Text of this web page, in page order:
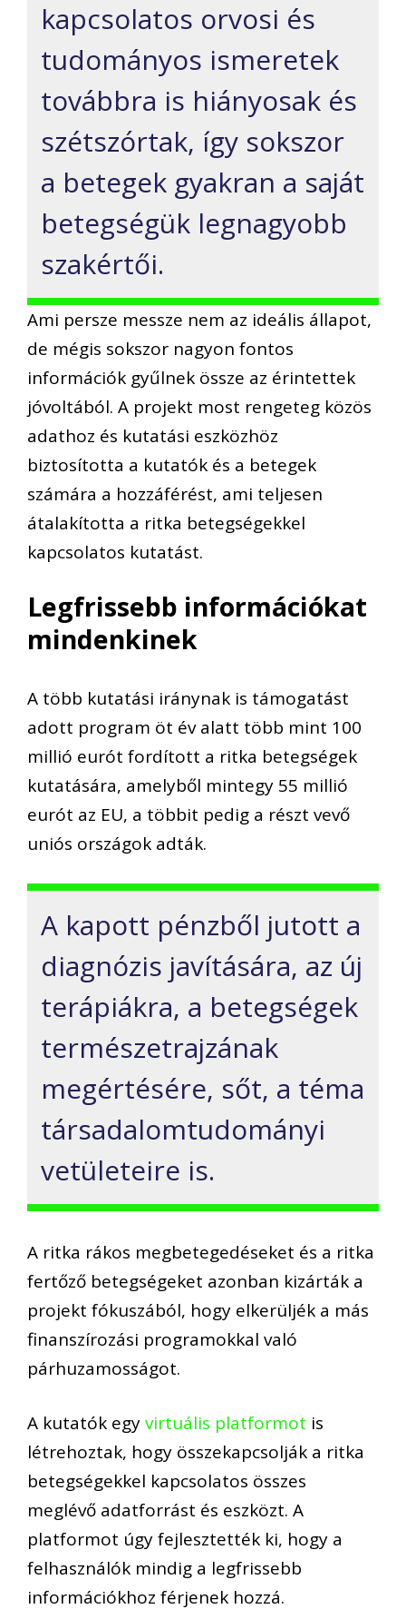
kapcsolatos orvosi és
tudományos ismeretek
továbbra is hiányosak és
szétszórtak, így sokszor
a betegek gyakran a saját
betegségük legnagyobb
szakértői.
Ami persze messze nem az ideális állapot,
de mégis sokszor nagyon fontos
információk gyűlnek össze az érintettek
jóvoltából. A projekt most rengeteg közös
adathoz és kutatási eszközhöz
biztosította a kutatók és a betegek
számára a hozzáférést, ami teljesen
átalakította a ritka betegségekkel
kapcsolatos kutatást.
Legfrissebb információkat
mindenkinek
A több kutatási iránynak is támogatást
adott program öt év alatt több mint 100
millió eurót fordított a ritka betegségek
kutatására, amelyből mintegy 55 millió
eurót az EU, a többit pedig a részt vevő
uniós országok adták.
A kapott pénzből jutott a
diagnózis javítására, az új
terápiákra, a betegségek
természetrajzának
megértésére, sőt, a téma
társadalomtudományi
vetületeire is.
A ritka rákos megbetegedéseket és a ritka
fertőző betegségeket azonban kizárták a
projekt fókuszából, hogy elkerüljék a más
finanszírozási programokkal való
párhuzamosságot.
A kutatók egyvirtuális platformot is
létrehoztak, hogy összekapcsolják a ritka
betegségekkel kapcsolatos összes
meglévő adatforrást és eszközt. A
platformot úgy fejlesztették ki, hogy a
felhasználók mindig a legfrissebb
információkhoz férjenek hozzá.